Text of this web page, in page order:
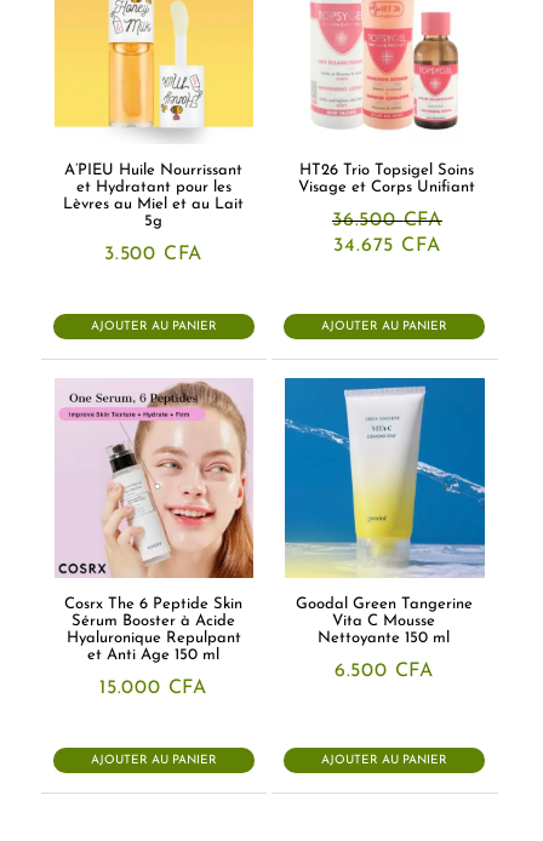
A’PIEU Huile Nourrissant
et Hydratant pour les
Lèvres au Miel et au Lait
5g
3.500 CFA
AJOUTER AU PANIER
HT26 Trio Topsigel Soins
Visage et Corps Unifiant
36.500CFA
Le
36.500 CFA.
34.675 CFA
34.675
AJOUTER AU PANIER
Cosrx The 6 Peptide Skin
Sérum Booster à Acide
Hyaluronique Repulpant
et Anti Age 150 ml
15.000 CFA
AJOUTER AU PANIER
Goodal Green Tangerine
Vita C Mousse
Nettoyante 150 ml
6.500 CFA
AJOUTER AU PANIER